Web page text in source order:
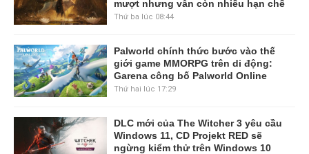
mượt nhưng vẫn còn nhiều hạn chế
Thứ ba lúc 08:44
Palworld chính thức bước vào thế
giới game MMORPG trên di động:
Garena công bố Palworld Online
Thứ hai lúc 17:29
DLC mới của The Witcher 3 yêu cầu
Windows 11, CD Projekt RED sẽ
ngừng kiểm thử trên Windows 10